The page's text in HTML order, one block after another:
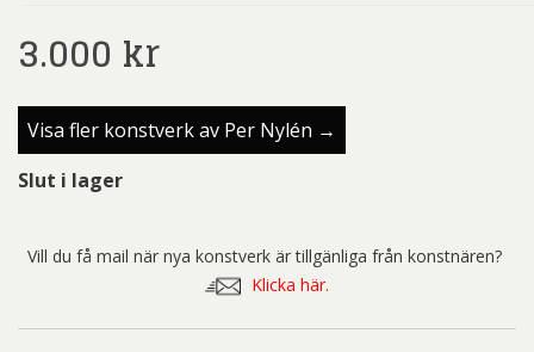
3.000 kr
Visa fler konstverk av Per Nylén →
Slut i lager
Vill du få mail när nya konstverk är tillgänliga från konstnären?
Klicka här.